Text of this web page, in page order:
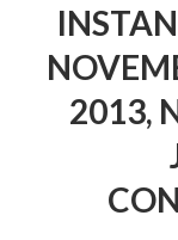
2013,